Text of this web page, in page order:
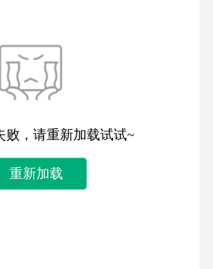
败，请重新加载试试~
重新加载